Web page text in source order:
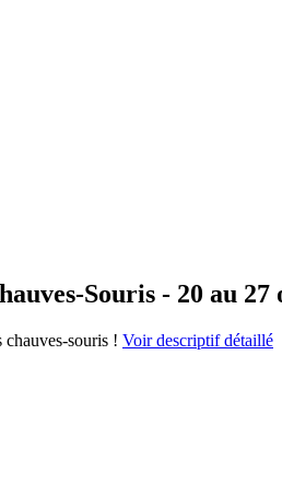
Souris - 20 au 27
souris ! Voir descriptif détaillé